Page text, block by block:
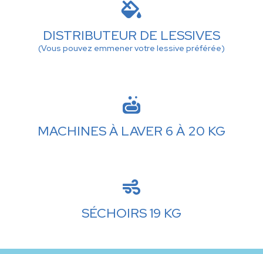

DISTRIBUTEUR DE LESSIVES
(Vous pouvez emmener votre lessive préférée)

MACHINES À LAVER 6 À 20 KG

SÉCHOIRS 19 KG